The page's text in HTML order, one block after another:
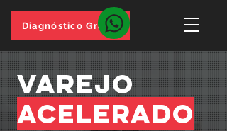
Diagnóstico Grátis
varejo
acelerado